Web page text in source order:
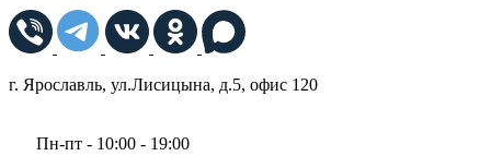
г. Ярославль, ул.Лисицына, д.5, офис 120
Пн-пт - 10:00 - 19:00